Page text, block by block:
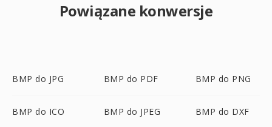
Powiązane konwersje
BMP do JPG BMP do PDF BMP do PNG
BMP do ICO BMP do JPEG BMP do DXF